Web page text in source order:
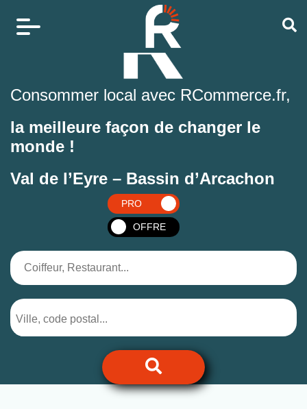
Consommer local avec RCommerce.fr,
la meilleure façon de changer le
monde !
Val de l’Eyre – Bassin d’Arcachon
PRO
OFFRE